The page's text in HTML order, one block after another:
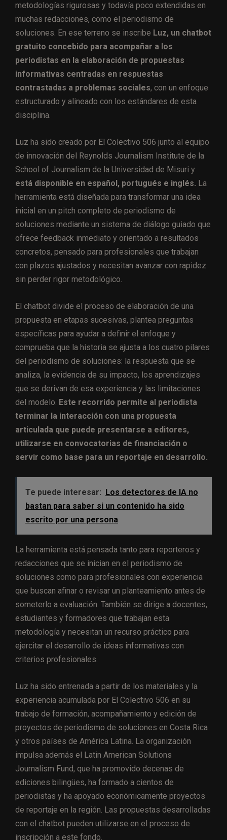
metodologías rigurosas y todavía poco extendidas en
muchas redacciones, como el periodismo de
soluciones. En ese terreno se inscribe Luz, un chatbot
gratuito concebido para acompañar a los
periodistas en la elaboración de propuestas
informativas centradas en respuestas
contrastadas a problemas sociales, con un enfoque
estructurado y alineado con los estándares de esta
disciplina.
Luz ha sido creado por El Colectivo 506 junto al equipo
de innovación del Reynolds Journalism Institute de la
School of Journalism de la Universidad de Misuri y
está disponible en español, portugués e inglés. La
herramienta está diseñada para transformar una idea
inicial en un pitch completo de periodismo de
soluciones mediante un sistema de diálogo guiado que
ofrece feedback inmediato y orientado a resultados
concretos, pensado para profesionales que trabajan
con plazos ajustados y necesitan avanzar con rapidez
sin perder rigor metodológico.
El chatbot divide el proceso de elaboración de una
propuesta en etapas sucesivas, plantea preguntas
específicas para ayudar a definir el enfoque y
comprueba que la historia se ajusta a los cuatro pilares
del periodismo de soluciones: la respuesta que se
analiza, la evidencia de su impacto, los aprendizajes
que se derivan de esa experiencia y las limitaciones
del modelo. Este recorrido permite al periodista
terminar la interacción con una propuesta
articulada que puede presentarse a editores,
utilizarse en convocatorias de financiación o
servir como base para un reportaje en desarrollo.
Te puede interesar:
Los detectores de IA no
bastan para saber si un contenido ha sido
escrito por una persona
La herramienta está pensada tanto para reporteros y
redacciones que se inician en el periodismo de
soluciones como para profesionales con experiencia
que buscan afinar o revisar un planteamiento antes de
someterlo a evaluación. También se dirige a docentes,
estudiantes y formadores que trabajan esta
metodología y necesitan un recurso práctico para
ejercitar el desarrollo de ideas informativas con
criterios profesionales.
Luz ha sido entrenada a partir de los materiales y la
experiencia acumulada por El Colectivo 506 en su
trabajo de formación, acompañamiento y edición de
proyectos de periodismo de soluciones en Costa Rica
y otros países de América Latina. La organización
impulsa además el Latin American Solutions
Journalism Fund, que ha promovido decenas de
ediciones bilingües, ha formado a cientos de
periodistas y ha apoyado económicamente proyectos
de reportaje en la región. Las propuestas desarrolladas
con el chatbot pueden utilizarse en el proceso de
inscripción a este fondo.